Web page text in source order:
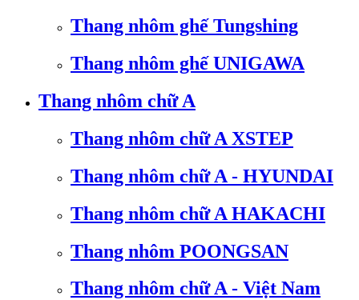
Thang nhôm ghế Tungshing
Thang nhôm ghế UNIGAWA
Thang nhôm chữ A
Thang nhôm chữ A XSTEP
Thang nhôm chữ A - HYUNDAI
Thang nhôm chữ A HAKACHI
Thang nhôm POONGSAN
Thang nhôm chữ A - Việt Nam